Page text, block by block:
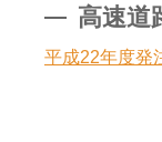
高速道
平成22年度発